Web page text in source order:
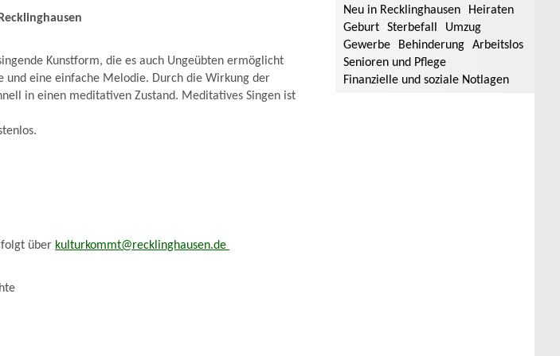
Kunstform, die es auch Ungeübten ermöglicht
eine einfache Melodie. Durch die Wirkung der
in einen meditativen Zustand. Meditatives Singen ist
über kulturkommt@recklinghausen.de
Neu in Recklinghausen
Heiraten
Geburt
Sterbefall
Umzug
Gewerbe
Behinderung
Arbeitslos
Senioren und Pflege
Finanzielle und soziale Notlagen